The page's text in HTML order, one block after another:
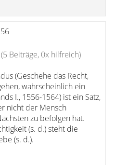
(5 Beiträge, 0x hilfreich)
(Geschehe das Recht,
wahrscheinlich ein
I., 1556-1564) ist ein Satz,
nicht der Mensch
zu befolgen hat.
(s. d.) steht die
(s. d.).